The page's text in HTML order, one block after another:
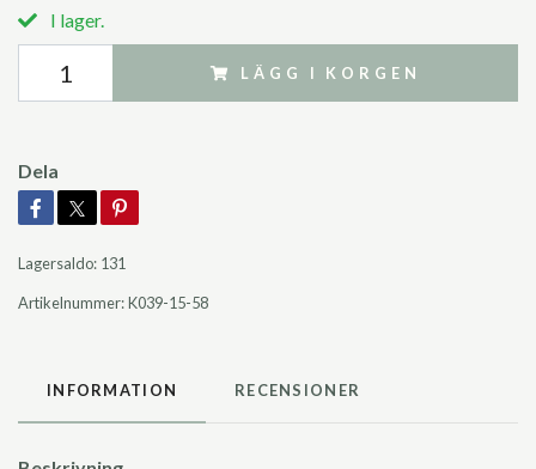
I lager.
LÄGG I KORGEN
Dela
Lagersaldo: 131
Artikelnummer:K039-15-58
INFORMATION RECENSIONER